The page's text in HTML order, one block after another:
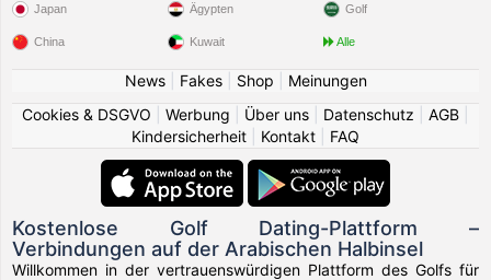
Japan
China
Ägypten
Kuwait
Golf
Alle
News| Fakes| Shop
Meinungen
Cookies & DSGVO
Werbung Über uns Datenschutz AGB
Kindersicherheit
Kontakt FAQ
Kostenlose Golf Dating-Plattform –
Verbindungen auf der Arabischen Halbinsel
Willkommen in der vertrauenswürdigen Plattform des Golfs für